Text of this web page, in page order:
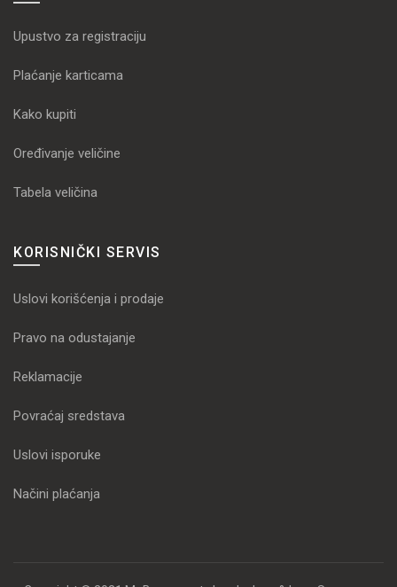
Upustvo za registraciju
Plaćanje karticama
Kako kupiti
Oređivanje veličine
Tabela veličina
KORISNIČKI SERVIS
Uslovi korišćenja i prodaje
Pravo na odustajanje
Reklamacije
Povraćaj sredstava
Uslovi isporuke
Načini plaćanja